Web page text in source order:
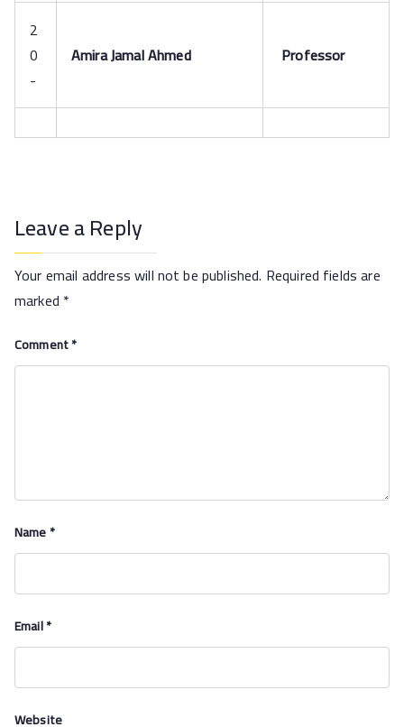
2
0
-
Amira Jamal Ahmed Professor
Leave a Reply
Your email address will not be published. Required fields are
marked *
Comment*
Name*
Email*
Website